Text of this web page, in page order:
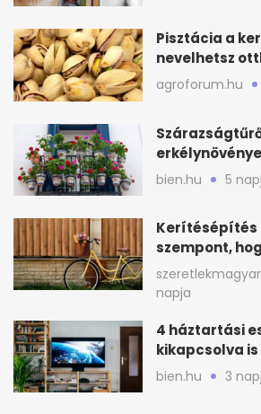
Pisztácia a
nevelhetsz
növényt
agroforum.hu
cserje a forró
bien.hu 5
Kerítésépítés
szempont,
praktikus
napja
4 háztartási
kikapcsolva
lakást
bien.hu 3